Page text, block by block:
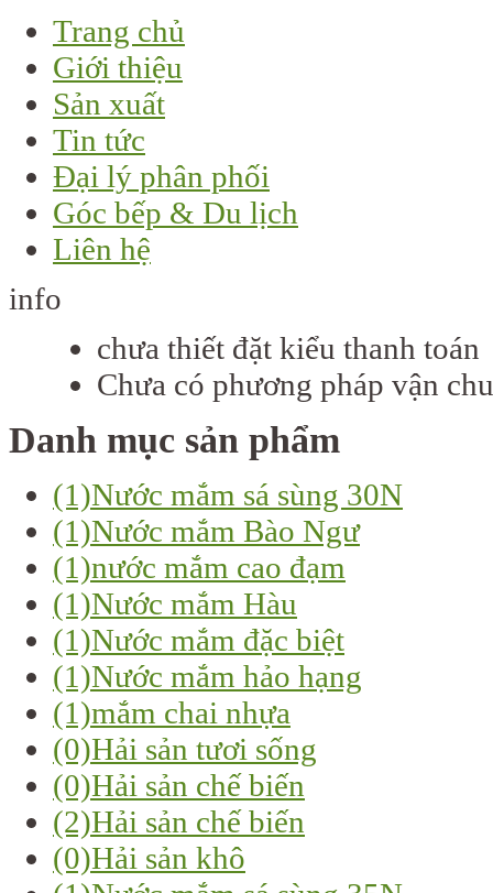
Trang chủ
Giới thiệu
Sản xuất
Tin tức
Đại lý phân phối
Góc bếp & Du lịch
Liên hệ
info
chưa thiết đặt kiểu thanh toán
Chưa có phương pháp vận
Danh mục sản phẩm
(1)Nước mắm sá sùng 30N
(1)Nước mắm Bào Ngư
(1)nước mắm cao đạm
(1)Nước mắm Hàu
(1)Nước mắm đặc biệt
(1)Nước mắm hảo hạng
(1)mắm chai nhựa
(0)Hải sản tươi sống
(0)Hải sản chế biến
(2)Hải sản chế biến
(0)Hải sản khô